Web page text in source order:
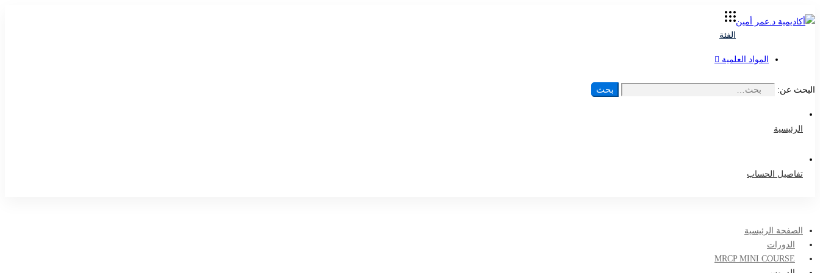
الفئة
المواد العلمية
البحث عن: بحث
الرئيسية
تفاصيل الحساب
الصفحة الرئيسية
الدورات
MRCP MINI COURSE